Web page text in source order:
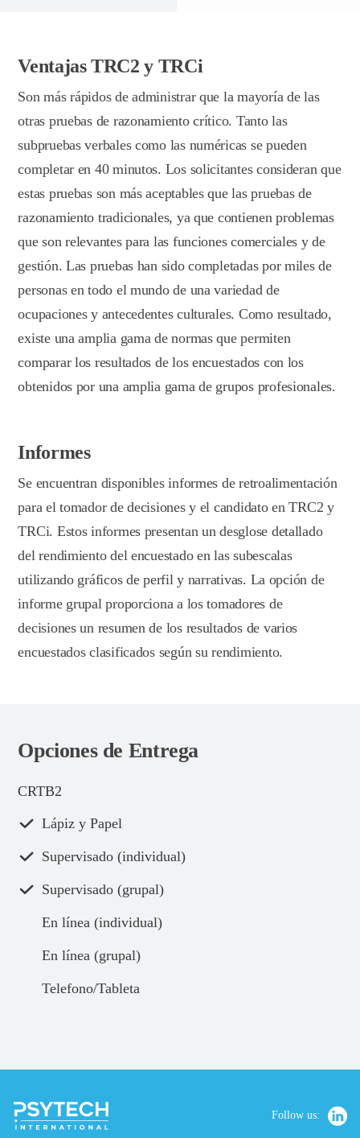
Ventajas TRC2 y TRCi
Son más rápidos de administrar que la mayoría de las
otras pruebas de razonamiento crítico. Tanto las
subpruebas verbales como las numéricas se pueden
completar en 40 minutos. Los solicitantes consideran que
estas pruebas son más aceptables que las pruebas de
razonamiento tradicionales, ya que contienen problemas
que son relevantes para las funciones comerciales y de
gestión. Las pruebas han sido completadas por miles de
personas en todo el mundo de una variedad de
ocupaciones y antecedentes culturales. Como resultado,
existe una amplia gama de normas que permiten
comparar los resultados de los encuestados con los
obtenidos por una amplia gama de grupos profesionales.
Informes
Se encuentran disponibles informes de retroalimentación
para el tomador de decisiones y el candidato en TRC2 y
TRCi. Estos informes presentan un desglose detallado
del rendimiento del encuestado en las subescalas
utilizando gráficos de perfil y narrativas. La opción de
informe grupal proporciona a los tomadores de
decisiones un resumen de los resultados de varios
encuestados clasificados según su rendimiento.
Opciones de Entrega
CRTB2
Lápiz y Papel
Supervisado (individual)
Supervisado (grupal)
En línea (individual)
En línea (grupal)
Telefono/Tableta
Follow us: